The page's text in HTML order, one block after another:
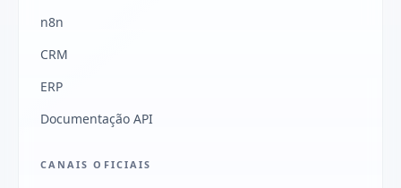
n8n
CRM
ERP
Documentação API
CANAIS OFICIAIS